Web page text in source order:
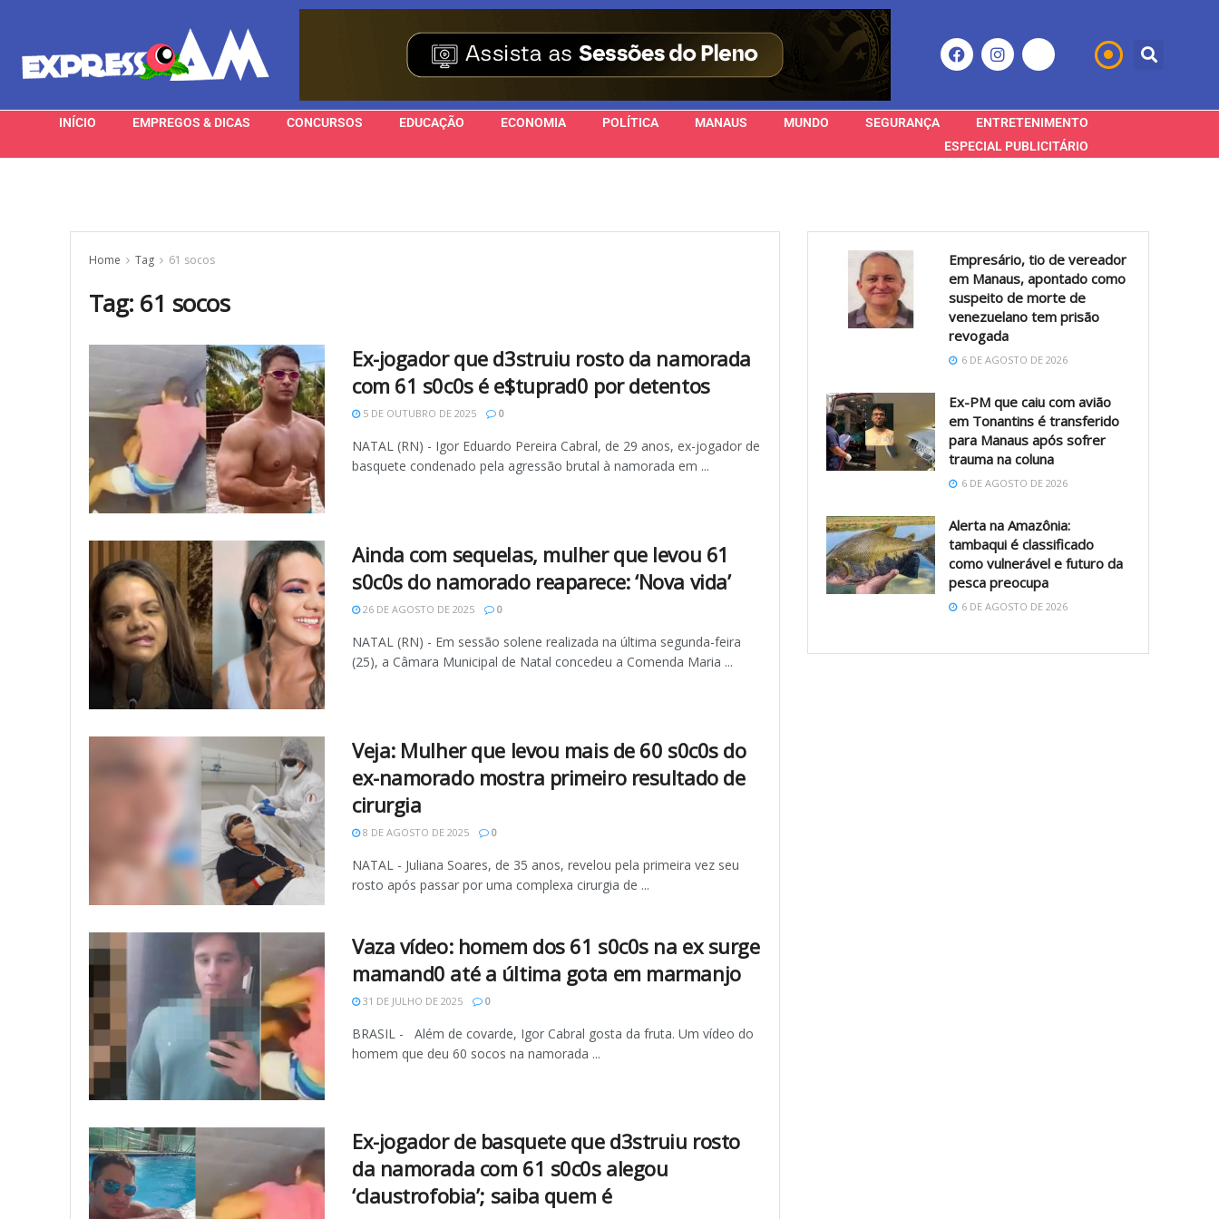
INÍCIO EMPREGOS & DICAS CONCURSOS EDUCAÇÃO ECONOMIA POLÍTICA MANAUS MUNDO SEGURANÇA
ENTRETENIMENTO
ESPECIAL PUBLICITÁRIO
Home Tag 61 socos
Tag: 61 socos
Ex-jogador que d3struiu rosto da namorada
com 61 s0c0s é e$tuprad0 por detentos
5 DE OUTUBRO DE 2025 0
NATAL (RN) - Igor Eduardo Pereira Cabral, de 29 anos, ex-jogador de
basquete condenado pela agressão brutal à namorada em ...
Ainda com sequelas, mulher que levou 61
s0c0s do namorado reaparece: ‘Nova vida’
26 DE AGOSTO DE 2025 0
NATAL (RN) - Em sessão solene realizada na última segunda-feira
(25), a Câmara Municipal de Natal concedeu a Comenda Maria ...
Veja: Mulher que levou mais de 60 s0c0s do
ex-namorado mostra primeiro resultado de
cirurgia
8 DE AGOSTO DE 2025 0
NATAL - Juliana Soares, de 35 anos, revelou pela primeira vez seu
rosto após passar por uma complexa cirurgia de ...
Vaza vídeo: homem dos 61 s0c0s na ex surge
mamand0 até a última gota em marmanjo
31 DE JULHO DE 2025 0
BRASIL - Além de covarde, Igor Cabral gosta da fruta. Um vídeo do
homem que deu 60 socos na namorada ...
Ex-jogador de basquete que d3struiu rosto
da namorada com 61 s0c0s alegou
‘claustrofobia’; saiba quem é
Empresário, tio de vereador
em Manaus, apontado como
suspeito de morte de
venezuelano tem prisão
revogada
6 DE AGOSTO DE 2026
Ex-PM que caiu com avião
em Tonantins é transferido
para Manaus após sofrer
trauma na coluna
6 DE AGOSTO DE 2026
Alerta na Amazônia:
tambaqui é classificado
como vulnerável e futuro da
pesca preocupa
6 DE AGOSTO DE 2026